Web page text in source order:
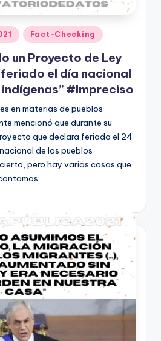
Fact-Checking
un Proyecto de Ley
el día nacional
#Impreciso
en materias de pueblos
mencionó que durante su
que declara feriado el 24
de los pueblos
pero hay varias cosas que